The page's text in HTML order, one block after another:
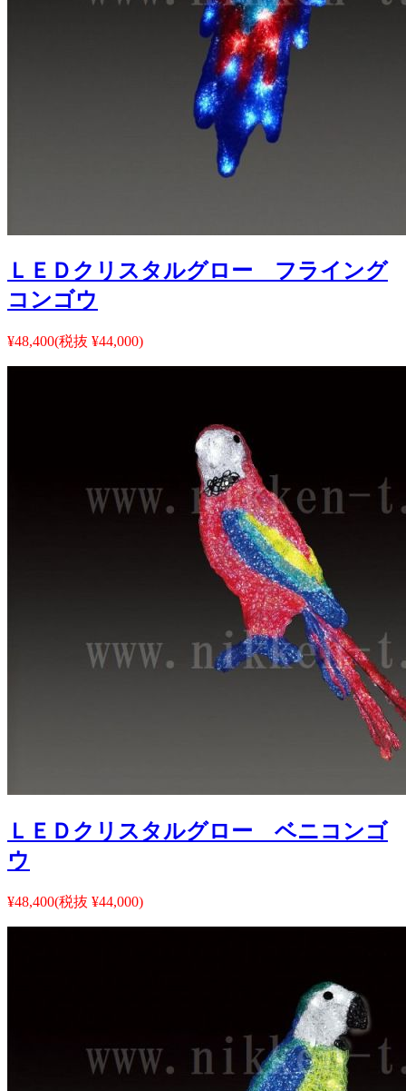
ＬＥＤクリスタルグロー フライング
コンゴウ
¥48,400(税抜 ¥44,000)
ＬＥＤクリスタルグロー ベニコンゴ
ウ
¥48,400(税抜 ¥44,000)